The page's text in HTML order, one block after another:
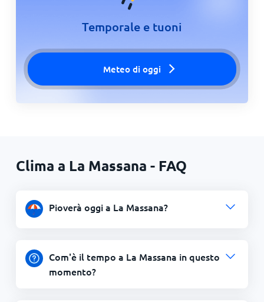
Temporale e tuoni
Meteo di oggi
Clima a La Massana - FAQ
Pioverà oggi a La Massana?
Com'è il tempo a La Massana in questo
momento?